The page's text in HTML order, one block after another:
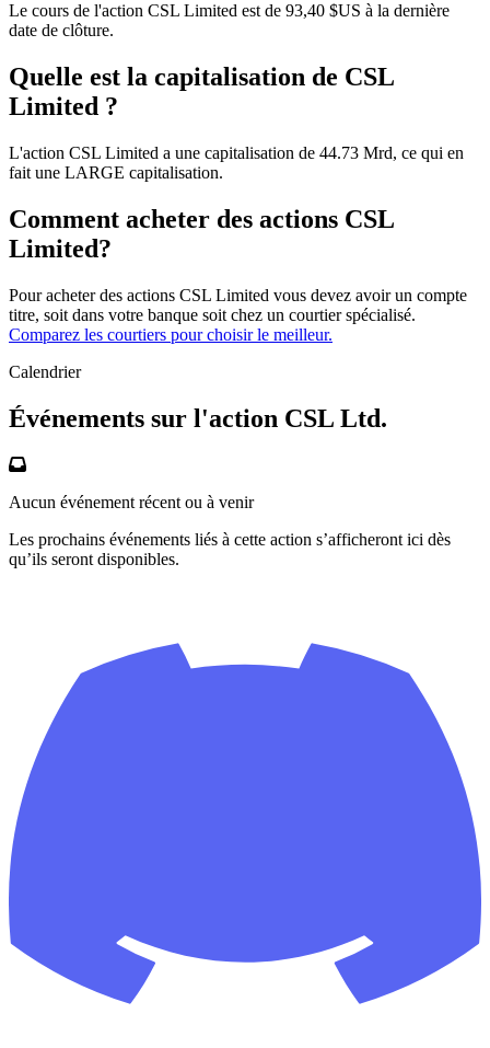
Le cours de l'action CSL Limited est de 93,40 $US à la dernière
date de clôture.
Quelle est la capitalisation de CSL
Limited ?
L'action CSL Limited a une capitalisation de 44.73 Mrd, ce qui en
fait une LARGE capitalisation.
Comment acheter des actions CSL
Limited?
Pour acheter des actions CSL Limited vous devez avoir un compte
titre, soit dans votre banque soit chez un courtier spécialisé.
Comparez les courtiers pour choisir le meilleur.
Calendrier
Événements sur l'action CSL Ltd.
Aucun événement récent ou à venir
Les prochains événements liés à cette action s’afficheront ici dès
qu’ils seront disponibles.